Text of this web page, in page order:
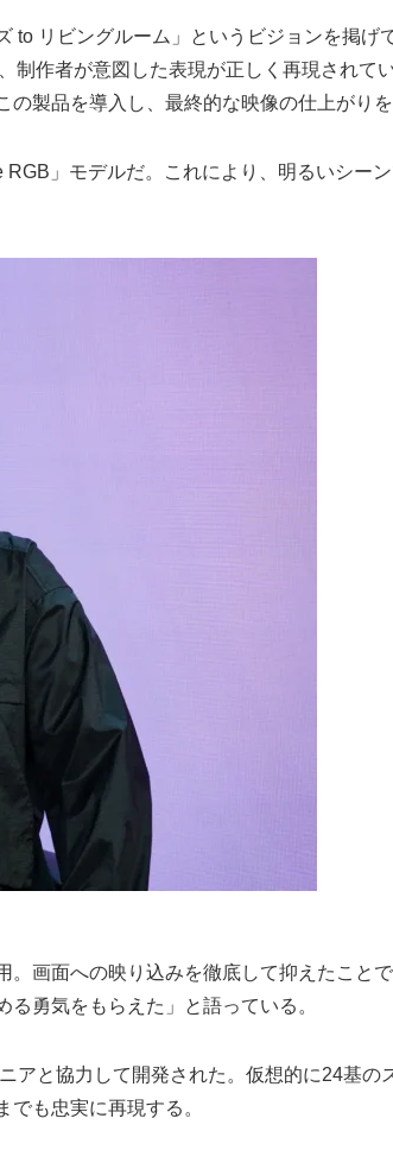
リビングルーム」というビジョンを掲げ
作者が意図した表現が正しく再現されて
製品を導入し、最終的な映像の仕上がり
」モデルだ。これにより、明るいシー
画面への映り込みを徹底して抑えたこと
勇気をもらえた」と語っている。
アと協力して開発された。仮想的に24基
も忠実に再現する。